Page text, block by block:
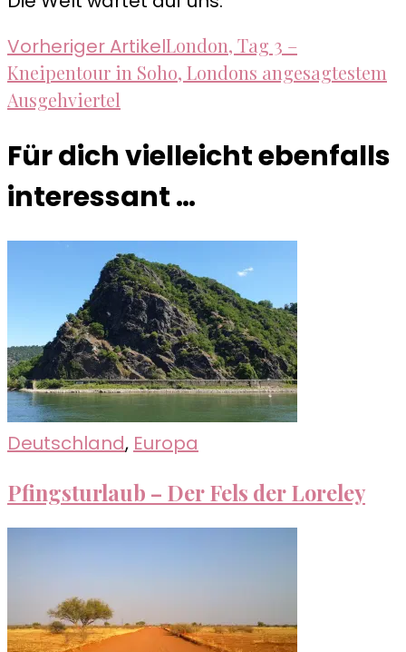
Beitragsnavigation
Vorheriger ArtikelLondon, Tag 3 –
Kneipentour in Soho, Londons angesagtestem
Ausgehviertel
Für dich vielleicht ebenfalls
interessant …
Deutschland, Europa
Pfingsturlaub – Der Fels der Loreley